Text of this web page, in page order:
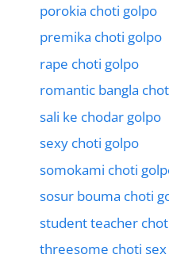
porokia choti golpo
premika choti golpo
rape choti golpo
romantic bangla
sali ke chodar golpo
sexy choti golpo
somokami choti
sosur bouma choti
student teacher
threesome choti